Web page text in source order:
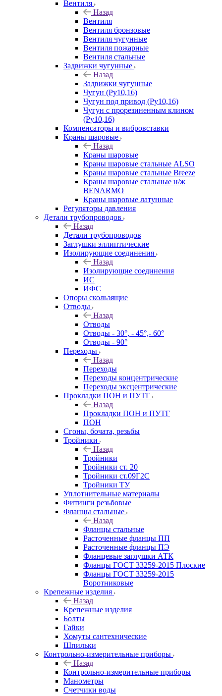
Вентиля
Назад
Вентиля
Вентиля бронзовые
Вентиля чугунные
Вентиля пожарные
Вентиля стальные
Задвижки чугунные
Назад
Задвижки чугунные
Чугун (Ру10,16)
Чугун под привод (Ру10,16)
Чугун с прорезиненным клином
(Ру10,16)
Компенсаторы и вибровставки
Краны шаровые
Назад
Краны шаровые
Краны шаровые стальные ALSO
Краны шаровые стальные Breeze
Краны шаровые стальные н/ж
BENARMO
Краны шаровые латунные
Регуляторы давления
Детали трубопроводов
Назад
Детали трубопроводов
Заглушки эллиптические
Изолирующие соединения
Назад
Изолирующие соединения
ИС
ИФС
Опоры скользящие
Отводы
Назад
Отводы
Отводы - 30°, - 45°,- 60°
Отводы - 90°
Переходы
Назад
Переходы
Переходы концентрические
Переходы эксцентрические
Прокладки ПОН и ПУТГ
Назад
Прокладки ПОН и ПУТГ
ПОН
Сгоны, бочата, резьбы
Тройники
Назад
Тройники
Тройники ст. 20
Тройники ст.09Г2С
Тройники ТУ
Уплотнительные материалы
Фитинги резьбовые
Фланцы стальные
Назад
Фланцы стальные
Расточенные фланцы ПП
Расточенные фланцы ПЭ
Фланцевые заглушки АТК
Фланцы ГОСТ 33259-2015 Плоские
Фланцы ГОСТ 33259-2015
Воротниковые
Крепежные изделия
Назад
Крепежные изделия
Болты
Гайки
Хомуты сантехнические
Шпильки
Контрольно-измерительные приборы
Назад
Контрольно-измерительные приборы
Манометры
Счетчики воды